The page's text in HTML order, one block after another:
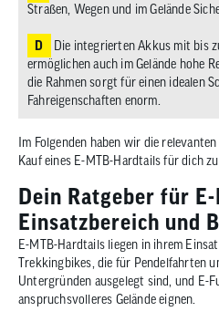
Straßen, Wegen und im Gelände
D
Die integrierten Akkus mit bis
ermöglichen auch im Gelände hohe
die Rahmen sorgt für einen idealen
Fahreigenschaften enorm.
Im Folgenden haben wir die
Kauf eines E-MTB-Hardtails für dich
Dein Ratgeber für
Einsatzbereich und
E-MTB-Hardtails liegen in ihrem
Trekkingbikes, die für Pendelfahrten
Untergründen ausgelegt sind, und E-
anspruchsvolleres Gelände eignen.